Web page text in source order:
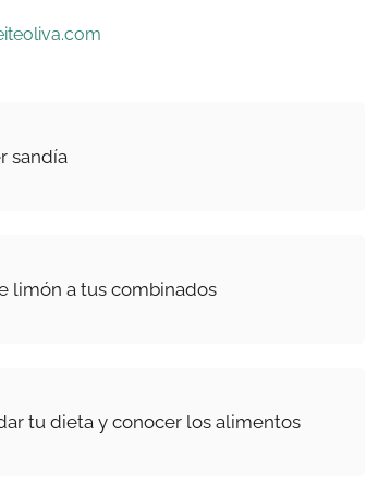
sandía
limón a tus combinados
tu dieta y conocer los alimentos